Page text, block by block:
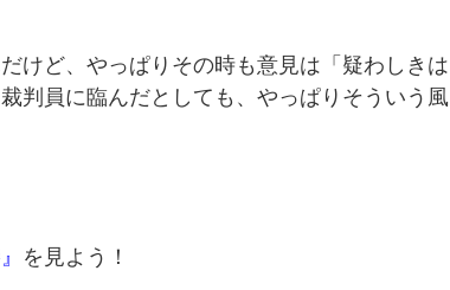
けど、やっぱりその時も意見は「疑わしきは
判員に臨んだとしても、やっぱりそういう風
を見よう！